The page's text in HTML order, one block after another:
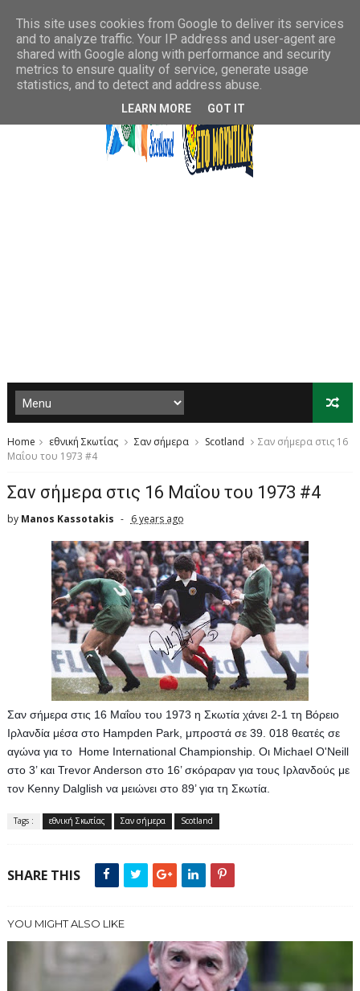
Home εθνική Σκωτίας Σαν σήμερα Scotland
Σαν σήμερα στις 16
Μαΐου του 1973 #4
Σαν σήμερα στις 16 Μαΐου του 1973 #4
by Manos Kassotakis 6 years ago
Σαν σήμερα στις 16 Μαΐου του 1973 η Σκωτία χάνει 2-1 τη Βόρειο
Ιρλανδία μέσα στο Hampden Park, μπροστά σε 39. 018 θεατές σε
αγώνα για το  Home International Championship. Οι Michael O'Neill
στο 3’ και Trevor Anderson στο 16’ σκόραραν για τους Ιρλανδούς με
τον Kenny Dalglish να μειώνει στο 89’ για τη Σκωτία.
Tags : εθνική Σκωτίας Σαν σήμερα Scotland
SHARE THIS
YOU MIGHT ALSO LIKE
This site uses cookies from Google to deliver its services
and to analyze traffic. Your IP address and user-agent are
shared with Google along with performance and security
metrics to ensure quality of service, generate usage
statistics, and to detect and address abuse.
LEARN MORE GOT IT